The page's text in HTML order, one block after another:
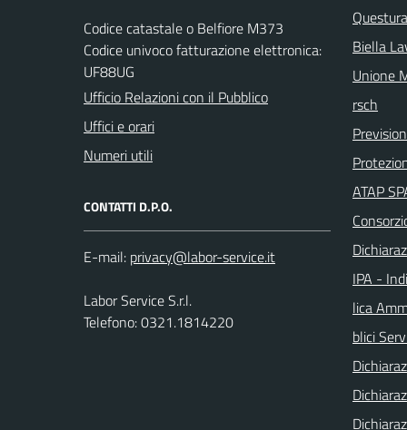
Codice catastale o Belfiore M373
Codice univoco fatturazione elettronica:
UF88UG
Ufficio Relazioni con il Pubblico
Uffici e orari
Numeri utili
CONTATTI D.P.O.
E-mail:
Labor Service S.r.l.
Telefono: 0321.1814220
Biella
Unione
rsch
ATAP
IPA -
lica
blici